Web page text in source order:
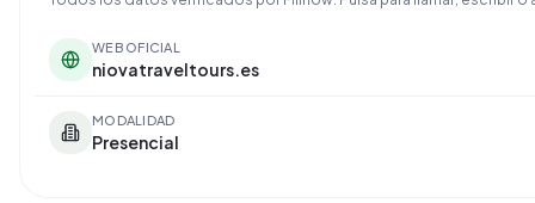
WEB OFICIAL
niovatraveltours.es
MODALIDAD
Presencial